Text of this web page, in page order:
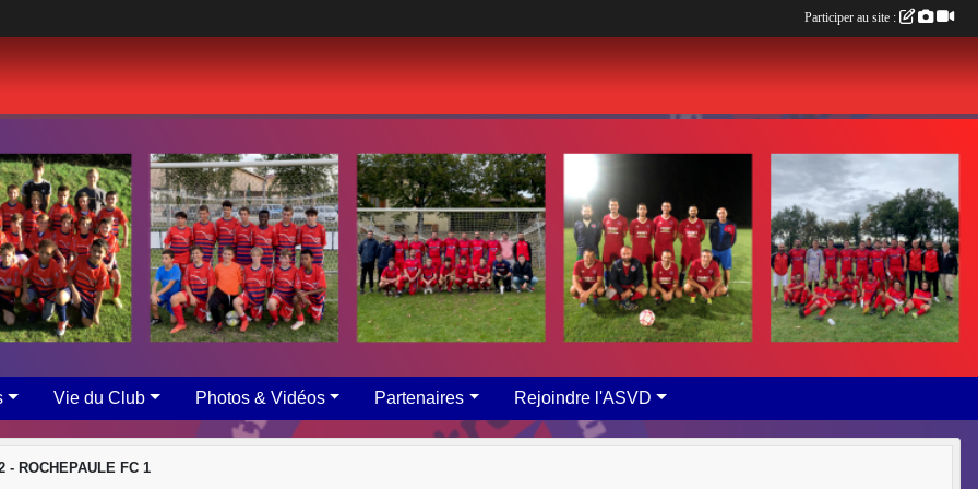
Vie du Club Photos & Vidéos Partenaires Rejoindre l'ASVD
- ROCHEPAULE FC 1
Participer au site :